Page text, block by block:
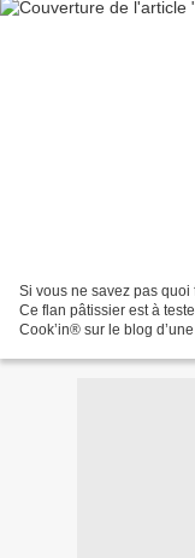
Si vous ne savez pas quoi
Ce flan pâtissier est à
Cook’in® sur le blog